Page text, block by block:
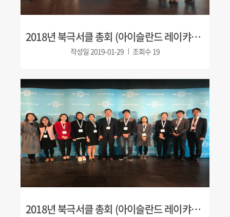
2018년 북극서클 총회 (아이슬란드 레이캬비크)
작성일 2019-01-29 조회수 19
2018년 북극서클 총회 (아이슬란드 레이캬비크)